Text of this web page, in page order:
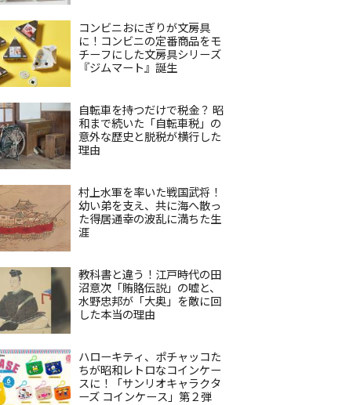
コンビニおにぎりが文房具
に！コンビニの定番商品をモ
チーフにした文房具シリーズ
『ジムマート』誕生
自転車を持つだけで税金？ 昭
和まで続いた「自転車税」の
意外な歴史と脱税が横行した
理由
村上水軍を率いた戦国武将！
幼い弟を支え、共に海へ散っ
た得居通幸の波乱に満ちた生
涯
教科書と違う！江戸時代の田
沼意次「賄賂伝説」の嘘と、
水野忠邦が「大奥」を敵に回
した本当の理由
ハローキティ、ポチャッコた
ちが昭和レトロなコインケー
スに！「サンリオキャラクタ
ーズ コインケース」第２弾